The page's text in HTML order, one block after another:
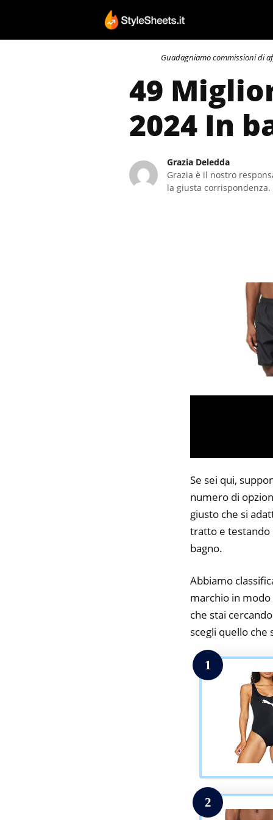
contenuto
Guadagniamo commissioni di
49
2024 In
Grazia Deledda
Grazia è il nostro
la giusta
Se sei qui,
numero di
giusto che si
tratto e testando
bagno.
Abbiamo
marchio in
che stai
scegli quello che
1
2